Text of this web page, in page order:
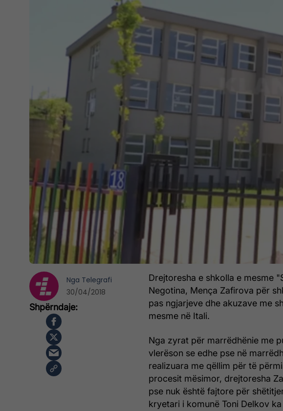
Drejtoresha e shkolla e mesme
Negotina, Mença Zafirova për
pas ngjarjeve dhe akuzave me
mesme në Itali.
Nga zyrat për marrëdhënie me
vlerëson se edhe pse në
realizuara me qëllim për të
procesit mësimor, drejtoresha
pse nuk është fajtore për
kryetari i komunë Toni Delkov
Nga Telegrafi
30/04/2018